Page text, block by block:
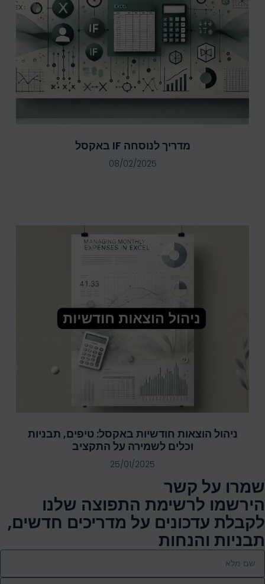
מדריך לנוסחה IF באקסל
08/02/2025
ניהול הוצאות חודשיות באקסל: טיפים, תבניות
וכלים לשמירה על התקציב
25/01/2025
שמרו על קשר
הירשמו לרשימת התפוצה שלנו
לקבלת עדכונים על מדריכים חדשים,
תבניות והנחות